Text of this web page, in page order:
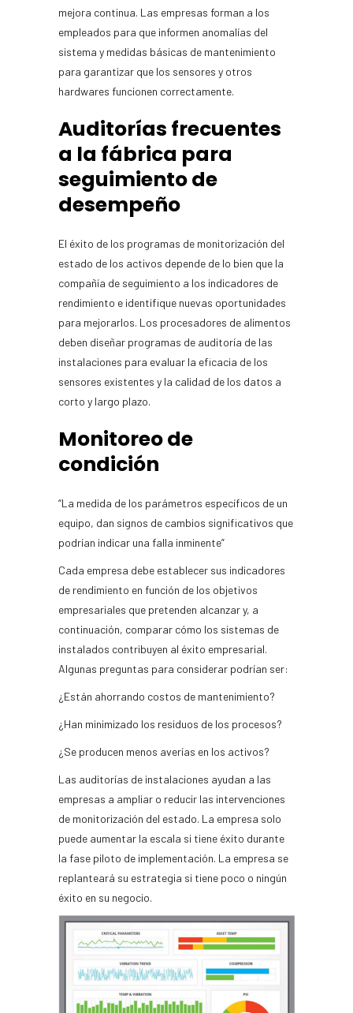
mejora continua. Las empresas forman a los
empleados para que informen anomalías del
sistema y medidas básicas de mantenimiento
para garantizar que los sensores y otros
hardwares funcionen correctamente.
Auditorías frecuentes
a la fábrica para
seguimiento de
desempeño
El éxito de los programas de monitorización del
estado de los activos depende de lo bien que la
compañía de seguimiento a los indicadores de
rendimiento e identifique nuevas oportunidades
para mejorarlos. Los procesadores de alimentos
deben diseñar programas de auditoría de las
instalaciones para evaluar la eficacia de los
sensores existentes y la calidad de los datos a
corto y largo plazo.
Monitoreo de
condición
“La medida de los parámetros específicos de un
equipo, dan signos de cambios significativos que
podrían indicar una falla inminente”
Cada empresa debe establecer sus indicadores
de rendimiento en función de los objetivos
empresariales que pretenden alcanzar y, a
continuación, comparar cómo los sistemas de
instalados contribuyen al éxito empresarial.
Algunas preguntas para considerar podrían ser:
¿Están ahorrando costos de mantenimiento?
¿Han minimizado los residuos de los procesos?
¿Se producen menos averías en los activos?
Las auditorías de instalaciones ayudan a las
empresas a ampliar o reducir las intervenciones
de monitorización del estado. La empresa solo
puede aumentar la escala si tiene éxito durante
la fase piloto de implementación. La empresa se
replanteará su estrategia si tiene poco o ningún
éxito en su negocio.